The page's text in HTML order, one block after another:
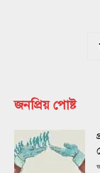
জনপ্রিয় পোষ্ট